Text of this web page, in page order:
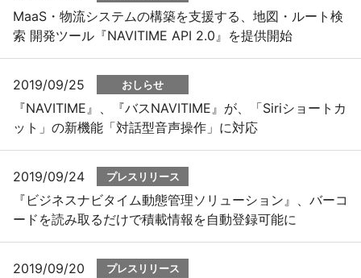
MaaS・物流システムの構築を支援する、地図・ルート検
索 開発ツール『NAVITIME API 2.0』を提供開始
2019/09/25 おしらせ
『NAVITIME』、『バスNAVITIME』が、「Siriショートカ
ット」の新機能「対話型音声操作」に対応
2019/09/24 プレスリリース
『ビジネスナビタイム動態管理ソリューション』、バーコ
ードを読み取るだけで積載情報を自動登録可能に
2019/09/20 プレスリリース